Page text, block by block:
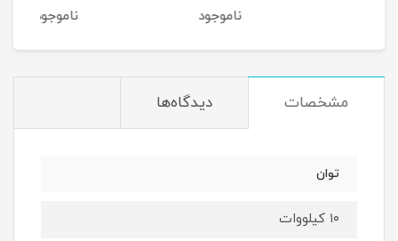
مشخصات دیدگاه‌ها
توان
۱۰ کیلووات